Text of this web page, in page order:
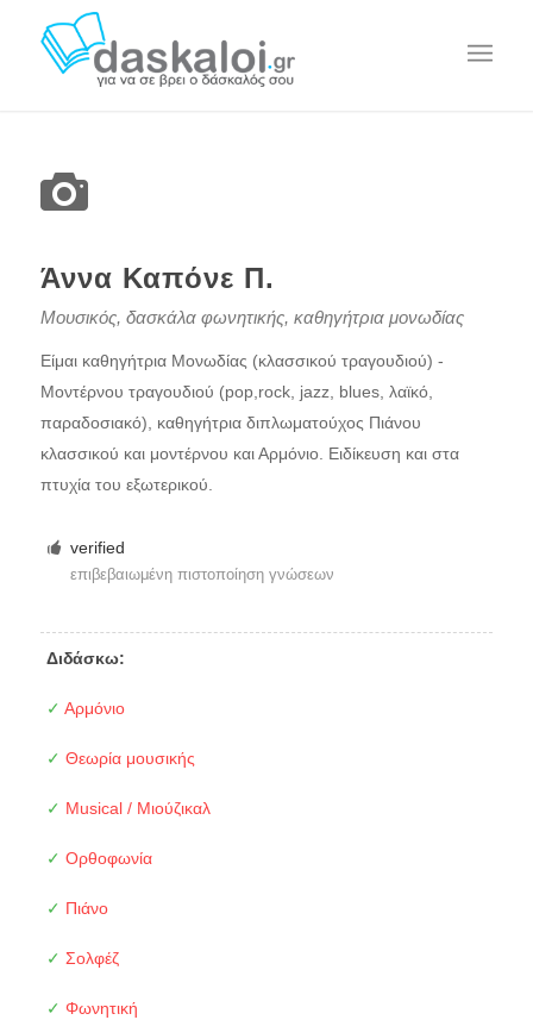
Άννα Καπόνε Π.
Μουσικός, δασκάλα φωνητικής, καθηγήτρια μονωδίας
Είμαι καθηγήτρια Μονωδίας (κλασσικού τραγουδιού) -
Μοντέρνου τραγουδιού (pop,rock, jazz, blues, λαϊκό,
παραδοσιακό), καθηγήτρια διπλωματούχος Πιάνου
κλασσικού και μοντέρνου και Αρμόνιο. Ειδίκευση και στα
πτυχία του εξωτερικού.
verified
επιβεβαιωμένη πιστοποίηση γνώσεων
Διδάσκω:
✓ Αρμόνιο
✓ Θεωρία μουσικής
✓ Musical / Μιούζικαλ
✓ Ορθοφωνία
✓ Πιάνο
✓ Σολφέζ
✓ Φωνητική